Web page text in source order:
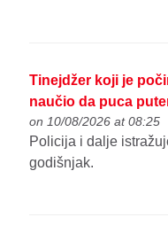
Tinejdžer koji je
naučio da puca
on 10/08/2026 at 08:25
Policija i dalje
godišnjak.